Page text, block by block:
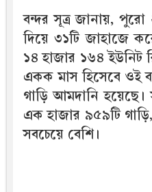
বন্দর সূত্র জানায়, পুরো
দিয়ে ৩১টি জাহাজে
১৪ হাজার ১৬৪ ইউনিট
একক মাস হিসেবে ওই
গাড়ি আমদানি হয়েছে।
এক হাজার ৯৫৯টি
সবচেয়ে বেশি।